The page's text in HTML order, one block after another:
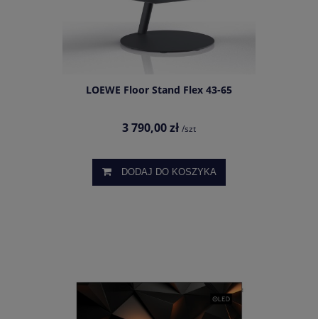
LOEWE Floor Stand Flex 43-65
3 790,00 zł /szt
DODAJ DO KOSZYKA